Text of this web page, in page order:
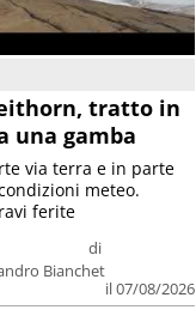
tratto in
una gamba
di
Bianchet
il 07/08/2026
via terra e in parte
meteo.
ferite